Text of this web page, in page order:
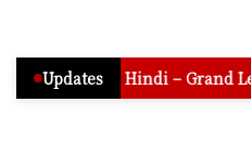
Updates
In Hindi – Grand League